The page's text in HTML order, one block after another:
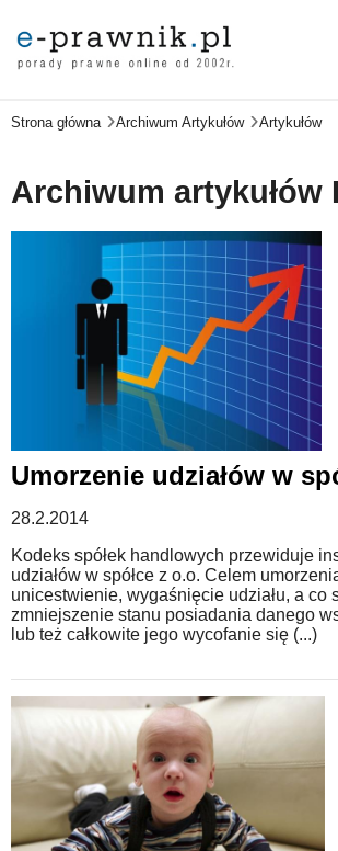
MÓJ E-PRAWNIK - LOGOWANIE
PORADY PRAWNE ONLINE
PRAWO NA CO DZIEŃ
PRAWO W BIZNESIE
ZMIANY W PRAWIE
WZORY DOKUMENTÓW
FORUM PRAWNE
Strona główna Archiwum Artykułów Artykułów
Archiwum artykułów
Umorzenie udziałów w
28.2.2014
Kodeks spółek handlowych przewiduje
udziałów w spółce z o.o. Celem
unicestwienie, wygaśnięcie udziału, a co
zmniejszenie stanu posiadania danego
lub też całkowite jego wycofanie się (...)